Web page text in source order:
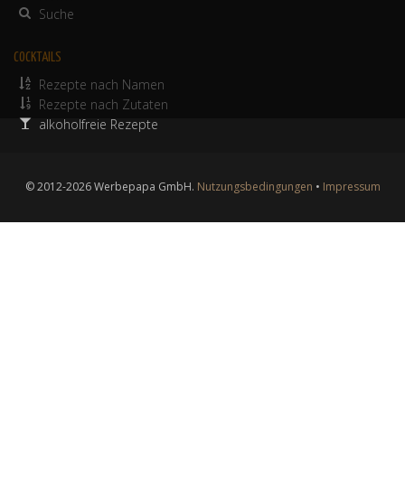
Suche
COCKTAILS
Rezepte nach Namen
Rezepte nach Zutaten
alkoholfreie Rezepte
© 2012-2026 Werbepapa GmbH. Nutzungsbedingungen • Impressum